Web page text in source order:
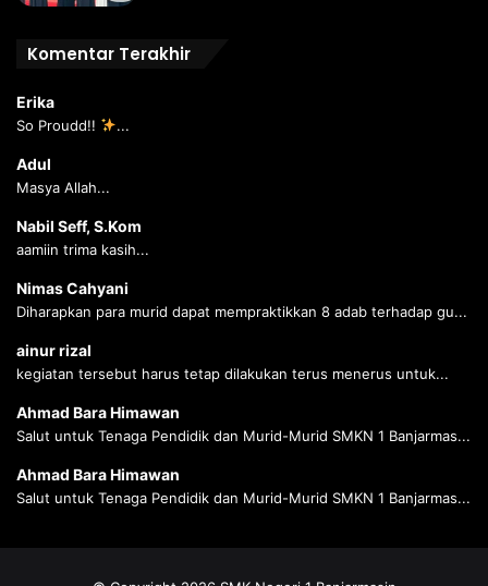
Komentar Terakhir
Erika
So Proudd!! ...
Adul
Masya Allah...
Nabil Seff, S.Kom
aamiin trima kasih...
Nimas Cahyani
Diharapkan para murid dapat mempraktikkan 8 adab terhadap gu...
ainur rizal
kegiatan tersebut harus tetap dilakukan terus menerus untuk...
Ahmad Bara Himawan
Salut untuk Tenaga Pendidik dan Murid-Murid SMKN 1 Banjarmas...
Ahmad Bara Himawan
Salut untuk Tenaga Pendidik dan Murid-Murid SMKN 1 Banjarmas...